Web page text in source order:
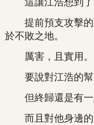
提前預支攻擊的
於不敗之地。
厲害，且實用。
要說對江浩的幫
但終歸還是有一
而且對他身邊的